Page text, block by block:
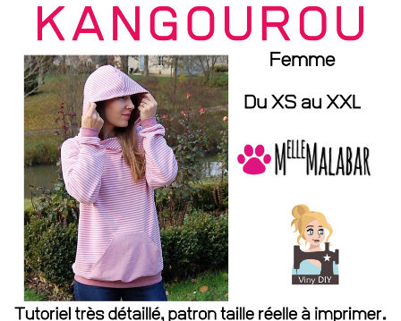
Variations.
Options
Peuvent
Être
Choisies
Sur
La
Page
Du
Produit